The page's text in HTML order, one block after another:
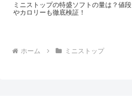
ミニストップの特盛ソフトの量は？値段
やカロリーも徹底検証！
ホーム ミニストップ